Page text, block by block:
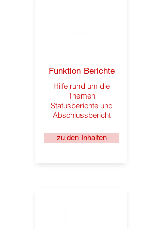
Funktion Berichte
Hilfe rund um die
Themen
Statusberichte und
Abschlussbericht
zu den Inhalten